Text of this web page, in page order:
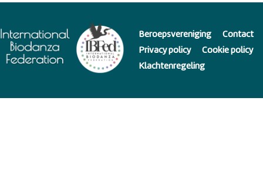
Beroepsvereniging
Contact
Privacy policy
Cookie policy
Klachtenregeling